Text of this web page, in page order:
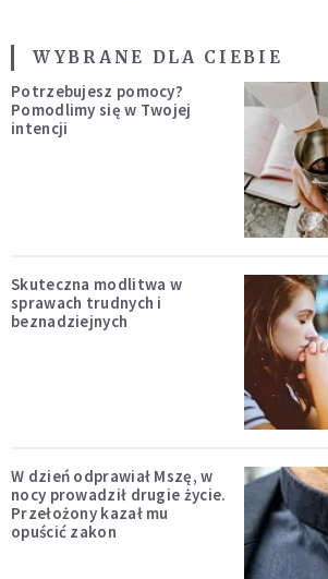
WYBRANE DLA CIEBIE
Potrzebujesz pomocy?
Pomodlimy się w Twojej
intencji
Skuteczna modlitwa w
sprawach trudnych i
beznadziejnych
W dzień odprawiał Mszę, w
nocy prowadził drugie życie.
Przełożony kazał mu
opuścić zakon